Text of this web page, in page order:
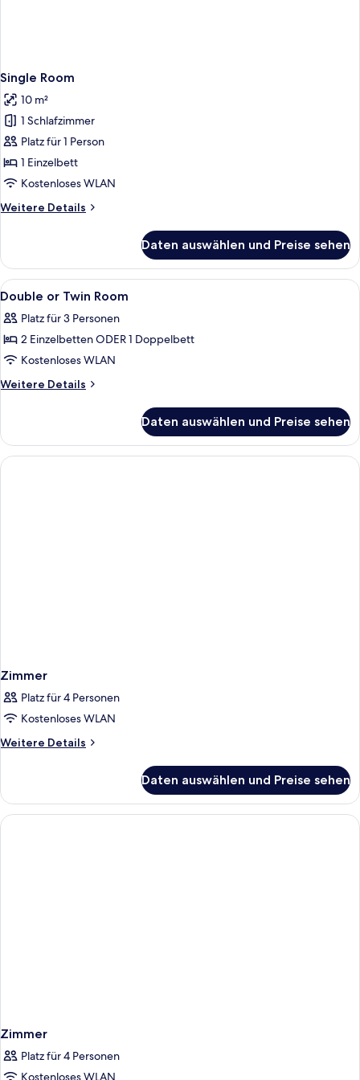
Single Room
10 m²
1 Schlafzimmer
Platz für 1 Person
1 Einzelbett
Kostenloses WLAN
Weitere Details
Weitere
Room
Daten auswählen und Preise sehen
Alle
Fotos
für
Double
or
Twin
Ein Hotelzimmer mit zwei Betten,
24
Double or Twin Room
Platz für 3 Personen
2 Einzelbetten ODER 1 Doppelbett
Kostenloses WLAN
Weitere Details
Weitere
or
Twin
Room
Daten auswählen und Preise sehen
Zimmer
Platz für 4 Personen
Kostenloses WLAN
Weitere Details
Weitere
Daten auswählen und Preise sehen
Zimmer
Platz für 4 Personen
Kostenloses WLAN